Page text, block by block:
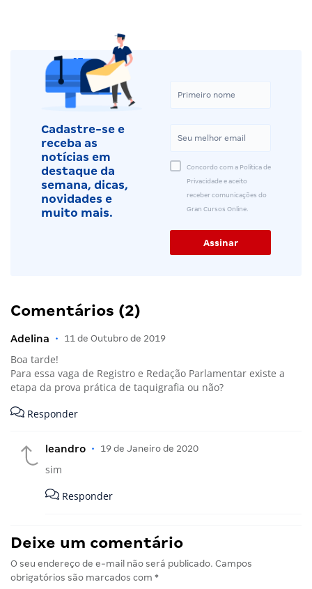
Cadastre-se e
receba as
notícias em
destaque da
semana, dicas,
novidades e
muito mais.
Concordo com a Política de
Privacidade e aceito
receber comunicações do
Gran Cursos Online.
Comentários (2)
Adelina • 11 de Outubro de 2019
Boa tarde!
Para essa vaga de Registro e Redação Parlamentar existe a
etapa da prova prática de taquigrafia ou não?
Responder
leandro • 19 de Janeiro de 2020
sim
Responder
Deixe um comentário
O seu endereço de e-mail não será publicado. Campos
obrigatórios são marcados com *